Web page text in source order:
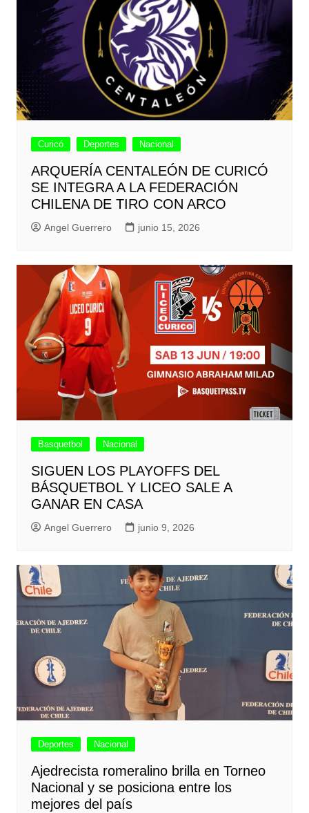
Curicó Deportes Nacional
ARQUERÍA CENTALEÓN DE CURICÓ
SE INTEGRA A LA FEDERACIÓN
CHILENA DE TIRO CON ARCO
Angel Guerrero junio 15, 2026
Basquetbol Nacional
SIGUEN LOS PLAYOFFS DEL
BÁSQUETBOL Y LICEO SALE A
GANAR EN CASA
Angel Guerrero junio 9, 2026
Deportes Nacional
Ajedrecista romeralino brilla en Torneo
Nacional y se posiciona entre los
mejores del país